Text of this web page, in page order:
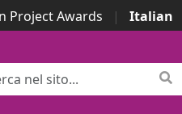
Project Awards |
Italian